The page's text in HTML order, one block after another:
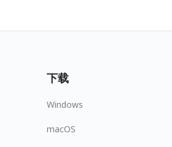
下载
Windows
macOS